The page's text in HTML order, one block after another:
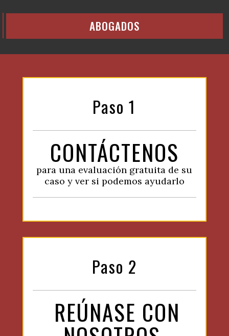
ABOGADOS
Paso 1
CONTÁCTENOS
para una evaluación gratuita de su
caso y ver si podemos ayudarlo
Paso 2
REÚNASE CON